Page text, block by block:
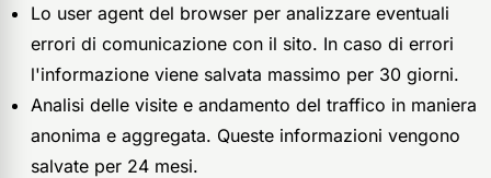
Lo user agent del browser per analizzare eventuali
errori di comunicazione con il sito. In caso di errori
l'informazione viene salvata massimo per 30 giorni.
Analisi delle visite e andamento del traffico in maniera
anonima e aggregata. Queste informazioni vengono
salvate per 24 mesi.